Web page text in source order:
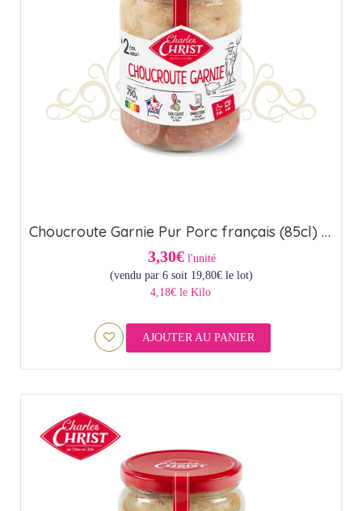
Choucroute Garnie Pur Porc français (85cl) – Origine France
3,30€ l'unité
(vendu par 6 soit 19,80€le lot)
4,18€ le Kilo
AJOUTER AU PANIER